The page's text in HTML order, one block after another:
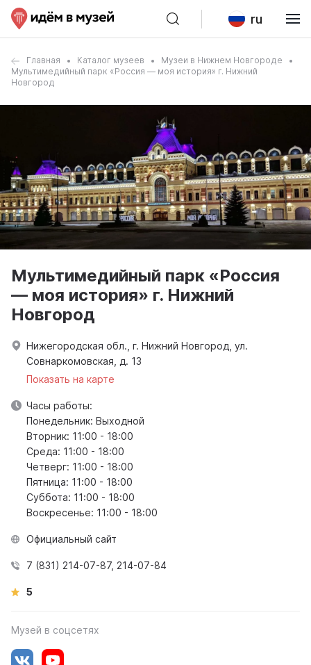
ru
Главная Каталог музеев
Музеи в Нижнем Новгороде
Мультимедийный парк «Россия — моя история» г. Нижний
Новгород
Мультимедийный парк «Россия
— моя история» г. Нижний
Новгород
Нижегородская обл., г. Нижний Новгород, ул.
Совнаркомовская, д. 13
Показать на карте
Часы работы:
Понедельник: Выходной
Вторник: 11:00 - 18:00
Среда: 11:00 - 18:00
Четверг: 11:00 - 18:00
Пятница: 11:00 - 18:00
Суббота: 11:00 - 18:00
Воскресенье: 11:00 - 18:00
Официальный сайт
7 (831) 214-07-87, 214-07-84
5
Музей в соцсетях